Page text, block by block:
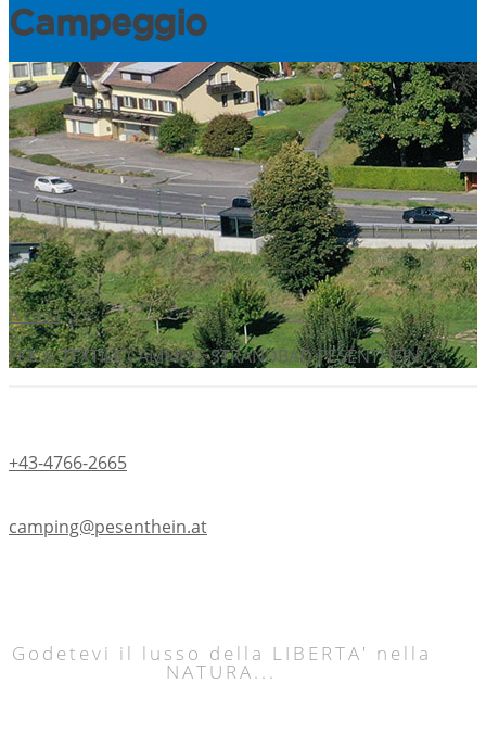
Campeggio
A casa
FKK & TEXTILE CAMPING-STRANDBAD PESENTHEIN
+43-4766-2665
camping@pesenthein.at
Godetevi il lusso della LIBERTA' nella
NATURA...